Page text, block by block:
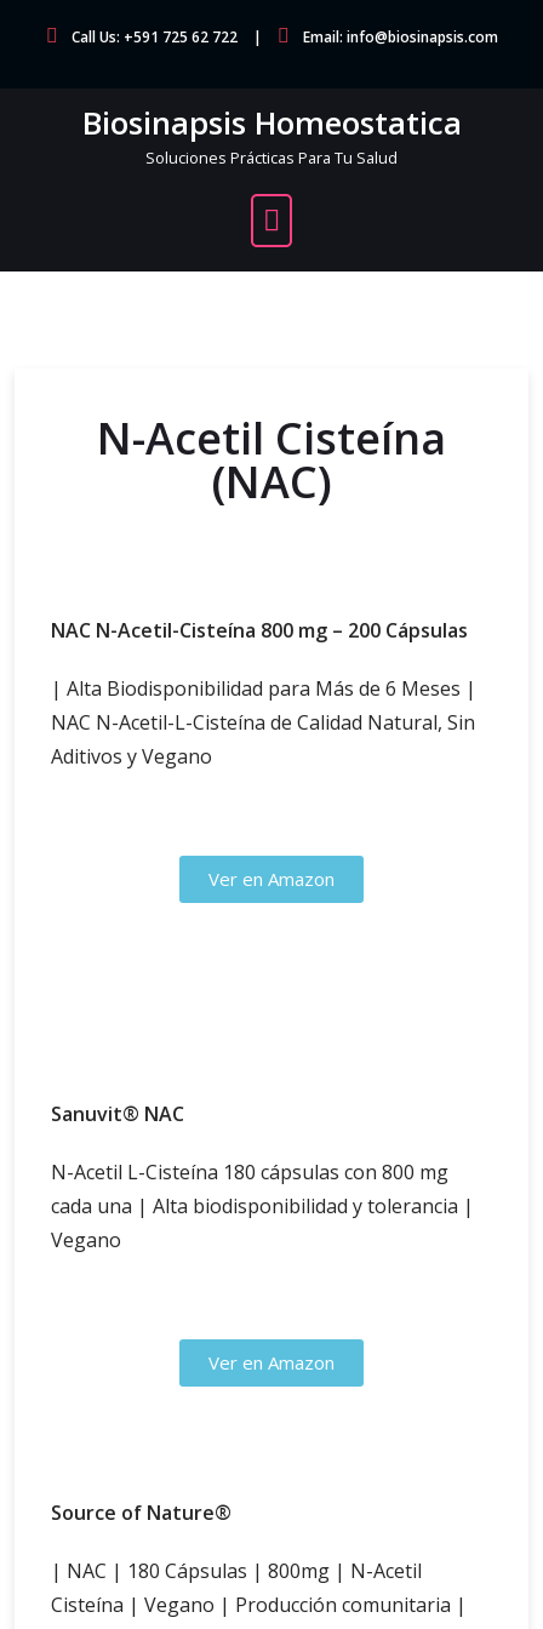
Call Us: +591 725 62 722 Email: info@biosinapsis.com
Biosinapsis Homeostatica
Soluciones Prácticas Para Tu Salud
N-Acetil Cisteína
(NAC)
NAC N-Acetil-Cisteína 800 mg – 200 Cápsulas
| Alta Biodisponibilidad para Más de 6 Meses |
NAC N-Acetil-L-Cisteína de Calidad Natural, Sin
Aditivos y Vegano
Ver en Amazon
Sanuvit® NAC
N-Acetil L-Cisteína 180 cápsulas con 800 mg
cada una | Alta biodisponibilidad y tolerancia |
Vegano
Ver en Amazon
Source of Nature®
| NAC | 180 Cápsulas | 800mg | N-Acetil
Cisteína | Vegano | Producción comunitaria |